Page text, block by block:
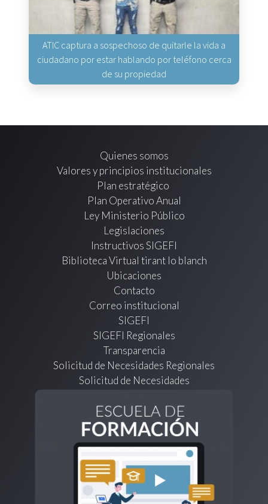
ATIC captura a sospechoso de quitarle la vida a
ciudadano por estar hablando por teléfono cerca
de su propiedad
Quienes somos
Valores y principios institucionales
Plan estratégico
Plan Operativo Anual
Ley Ministerio Público
Legislaciones
Instructivos SIGEFI
Biblioteca Virtual tirant lo blanch
Ubicaciones
Contacto
Correo institucional
SIGEFI
SIGEFI Regionales
Transparencia
Solicitud de Necesidades Regionales
Solicitud de Necesidades